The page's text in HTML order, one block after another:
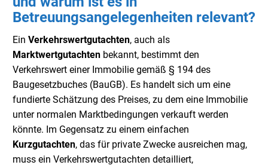
Betreuungsangelegenheiten relevant?
Ein Verkehrswertgutachten, auch als
Marktwertgutachten bekannt, bestimmt den
Verkehrswert einer Immobilie gemäß § 194 des
Baugesetzbuches (BauGB). Es handelt sich um eine
fundierte Schätzung des Preises, zu dem eine Immobilie
unter normalen Marktbedingungen verkauft werden
könnte. Im Gegensatz zu einem einfachen
Kurzgutachten, das für private Zwecke ausreichen mag,
muss ein Verkehrswertgutachten detailliert,